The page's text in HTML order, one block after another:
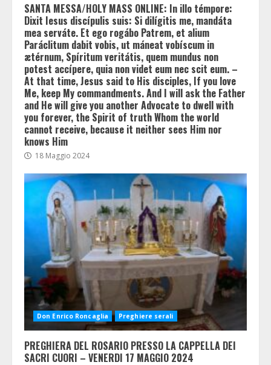
SANTA MESSA/HOLY MASS ONLINE: In illo témpore:
Dixit Iesus discípulis suis: Si dilígitis me, mandáta
mea serváte. Et ego rogábo Patrem, et alium
Paráclitum dabit vobis, ut máneat vobíscum in
ætérnum, Spíritum veritátis, quem mundus non
potest accípere, quia non videt eum nec scit eum. –
At that time, Jesus said to His disciples, If you love
Me, keep My commandments. And I will ask the Father
and He will give you another Advocate to dwell with
you forever, the Spirit of truth Whom the world
cannot receive, because it neither sees Him nor
knows Him
18 Maggio 2024
Don Enrico Roncaglia Preghiere serali
PREGHIERA DEL ROSARIO PRESSO LA CAPPELLA DEI
SACRI CUORI – VENERDI 17 MAGGIO 2024